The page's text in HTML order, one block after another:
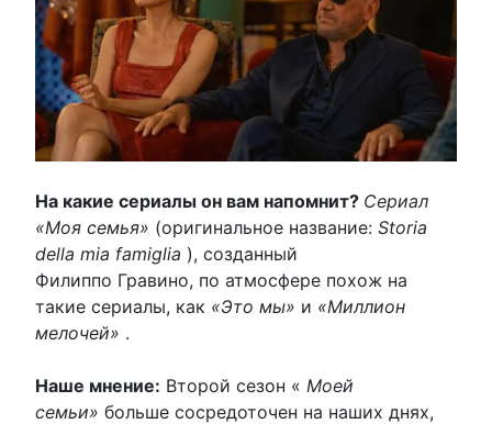
На какие сериалы он вам напомнит? Сериал
«Моя семья» (оригинальное название: Storia
della mia famiglia ), созданный
Филиппо Гравино, по атмосфере похож на
такие сериалы, как «Это мы» и «Миллион
мелочей» .
Наше мнение: Второй сезон « Моей
семьи» больше сосредоточен на наших днях,